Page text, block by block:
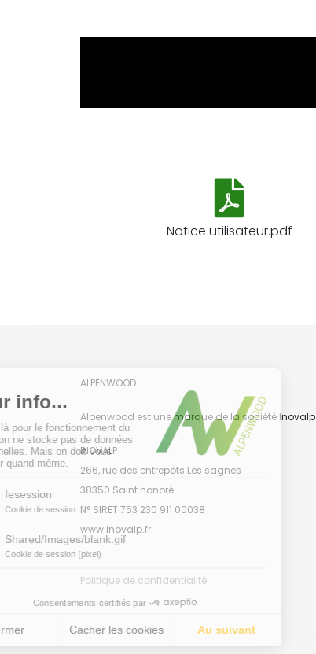
Notice utilisateur.pdf
ALPENWOOD
Alpenwood est une marque de la société Inovalp
INOVALP
266, rue des entrepôts Les sagnes
38350 Saint honoré
N° SIRET 753 230 911 00038
www.inovalp.fr
Politique de confidentialité